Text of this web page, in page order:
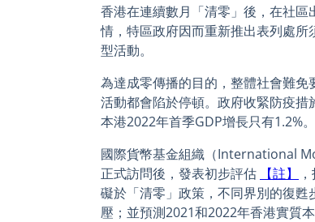
香港在連續數月「清零」後，在社
情，特區政府因而重新推出表列處
型活動。
為達成零傳播的目的，整體社會難
活動都會陷於停頓。政府收緊防疫
本港2022年首季GDP增長只有1.2%。
國際貨幣基金組織（International
正式訪問後，發表初步評估
【註】
礙於「清零」政策，不同界別的復
壓；並預測2021和2022年香港實質